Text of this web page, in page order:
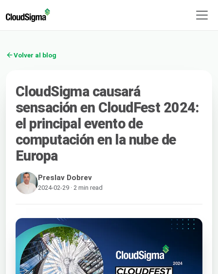
Volver al blog
CloudSigma causará
sensación en CloudFest 2024:
el principal evento de
computación en la nube de
Europa
Preslav Dobrev
2024-02-29 · 2 min read